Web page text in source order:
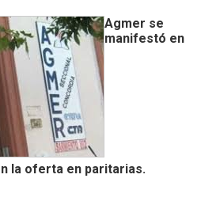
Agmer se
manifestó en
la oferta en paritarias.